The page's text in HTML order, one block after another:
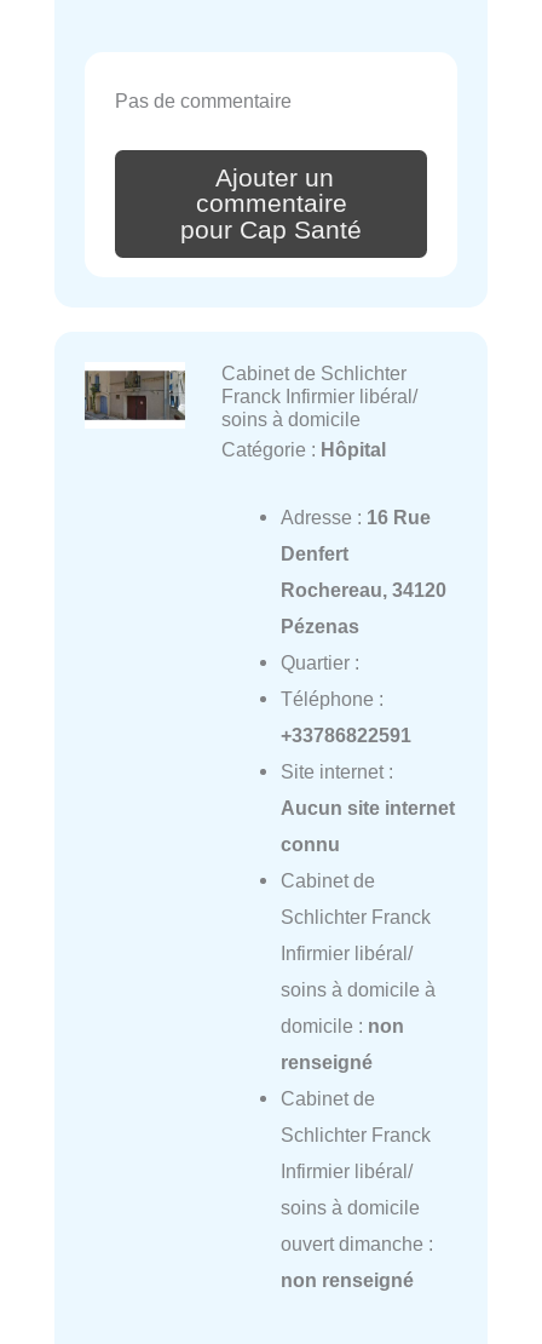
Pas de commentaire
Ajouter un
commentaire
pour Cap Santé
Cabinet de Schlichter
Franck Infirmier libéral/
soins à domicile
Catégorie : Hôpital
Adresse : 16 Rue
Denfert
Rochereau, 34120
Pézenas
Quartier :
Téléphone :
+33786822591
Site internet :
Aucun site internet
connu
Cabinet de
Schlichter Franck
Infirmier libéral/
soins à domicile à
domicile : non
renseigné
Cabinet de
Schlichter Franck
Infirmier libéral/
soins à domicile
ouvert dimanche :
non renseigné